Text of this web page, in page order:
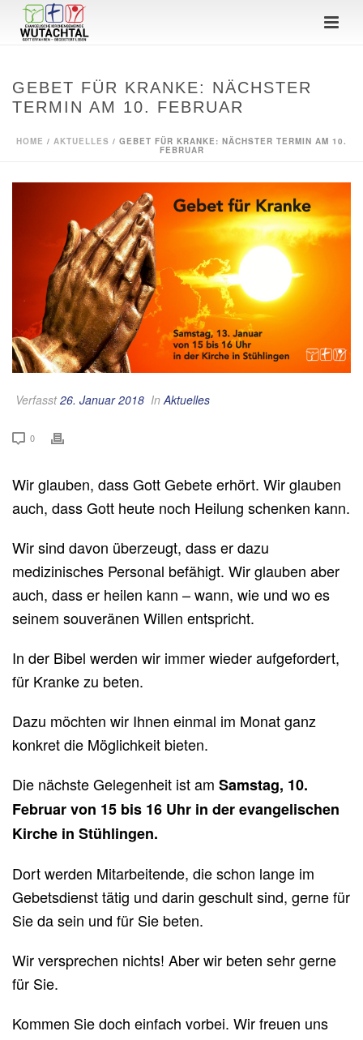
GEBET FÜR KRANKE: NÄCHSTER
TERMIN AM 10. FEBRUAR
HOME / AKTUELLES / GEBET FÜR KRANKE: NÄCHSTER TERMIN AM 10.
FEBRUAR
Verfasst26. Januar 2018 InAktuelles
0
Wir glauben, dass Gott Gebete erhört. Wir glauben
auch, dass Gott heute noch Heilung schenken kann.
Wir sind davon überzeugt, dass er dazu
medizinisches Personal befähigt. Wir glauben aber
auch, dass er heilen kann – wann, wie und wo es
seinem souveränen Willen entspricht.
In der Bibel werden wir immer wieder aufgefordert,
für Kranke zu beten.
Dazu möchten wir Ihnen einmal im Monat ganz
konkret die Möglichkeit bieten.
Die nächste Gelegenheit ist am Samstag, 10.
Februar von 15 bis 16 Uhr in der evangelischen
Kirche in Stühlingen.
Dort werden Mitarbeitende, die schon lange im
Gebetsdienst tätig und darin geschult sind, gerne für
Sie da sein und für Sie beten.
Wir versprechen nichts! Aber wir beten sehr gerne
für Sie.
Kommen Sie doch einfach vorbei. Wir freuen uns